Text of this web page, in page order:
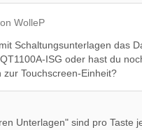
WolleP
Schaltungsunterlagen das
ISG oder hast du
zur Touchscreen-Einheit?
Unterlagen" sind pro Taste